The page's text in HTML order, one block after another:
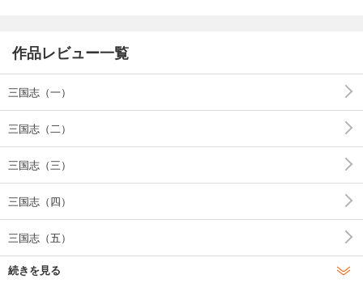
そんなに悪い感じでもなかった、呂蒙も、
だからこそか、怪に憑かれて、死んでしまった。
忠義勇智、恩に生きることが、いかに心の充実と生きがいと
良心たる人のそのものとと不可分だったのか。
いや、今でもそれが本能なのかもしれないと直感する。
作品レビュー一覧
三国志（一）
三国志（二）
三国志（三）
三国志（四）
三国志（五）
三国志（六）
続きを見る